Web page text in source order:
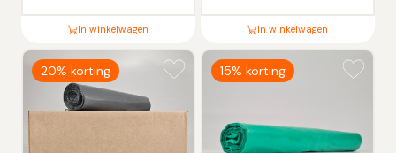
In winkelwagen
Dit
product
meerdere
In winkelwagen
Dit
product
meerdere
variaties.
20% korting 15% korting